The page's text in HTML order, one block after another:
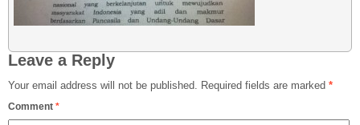
Leave a Reply
Your email address will not be published. Required fields are marked *
Comment *